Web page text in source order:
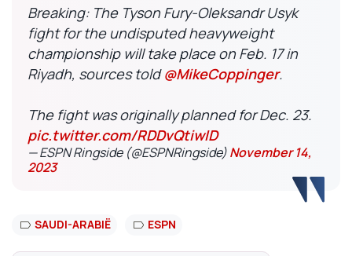
Breaking: The Tyson Fury-Oleksandr Usyk
fight for the undisputed heavyweight
championship will take place on Feb. 17 in
Riyadh, sources told@MikeCoppinger.
The fight was originally planned for Dec. 23.
pic.twitter.com/RDDvQtiwID
— ESPN Ringside (@ESPNRingside)November 14,
2023
SAUDI-ARABIË ESPN